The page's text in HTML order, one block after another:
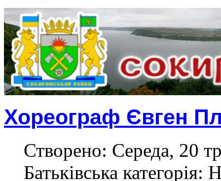
Хореограф Євген
Створено: Середа, 20
Батьківська категорія: